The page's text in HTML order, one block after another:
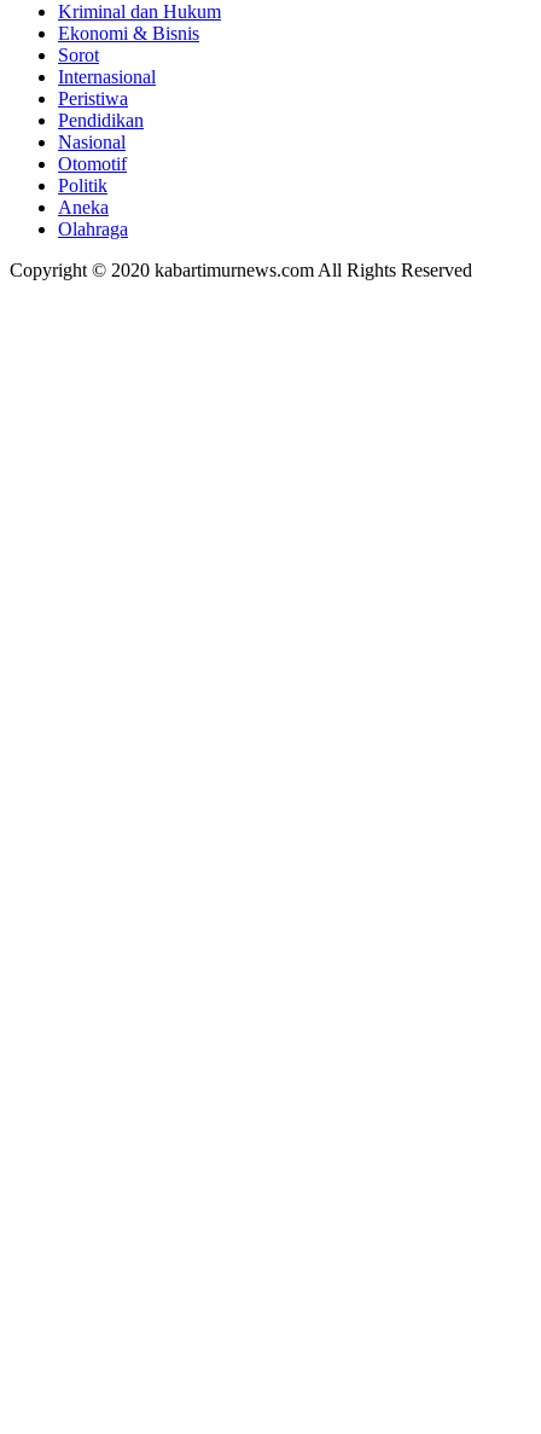
Kriminal dan Hukum
Ekonomi & Bisnis
Sorot
Internasional
Peristiwa
Pendidikan
Nasional
Otomotif
Politik
Aneka
Olahraga
Copyright © 2020 kabartimurnews.com All Rights Reserved